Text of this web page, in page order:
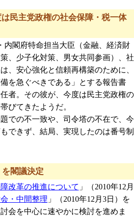
民主党政権の社会保障・税一体
内閣府特命担当大臣（金融、経済財
、少子化対策、男女共同参画）、社
、安心強化と信頼再構築のために、
を急ぐべきである」とする報告書
者。その彼が、今度は民主党政権の
びてきたようだ。
での不一致や、司令塔の不在で、今
できず、結局、実現したのは番号制
閣議決定
改革の推進について 」（2010年12月
・中間整理 」（2010年12月3日）を
会を中心に速やかに検討を進めま